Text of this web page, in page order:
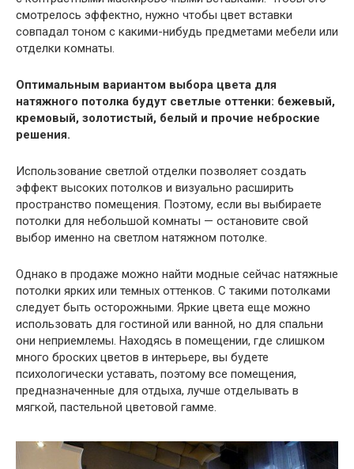
смотрелось эффектно, нужно чтобы цвет вставки
совпадал тоном с какими-нибудь предметами мебели или
отделки комнаты.
Оптимальным вариантом выбора цвета для
натяжного потолка будут светлые оттенки: бежевый,
кремовый, золотистый, белый и прочие неброские
решения.
Использование светлой отделки позволяет создать
эффект высоких потолков и визуально расширить
пространство помещения. Поэтому, если вы выбираете
потолки для небольшой комнаты — остановите свой
выбор именно на светлом натяжном потолке.
Однако в продаже можно найти модные сейчас натяжные
потолки ярких или темных оттенков. С такими потолками
следует быть осторожными. Яркие цвета еще можно
использовать для гостиной или ванной, но для спальни
они неприемлемы. Находясь в помещении, где слишком
много броских цветов в интерьере, вы будете
психологически уставать, поэтому все помещения,
предназначенные для отдыха, лучше отделывать в
мягкой, пастельной цветовой гамме.